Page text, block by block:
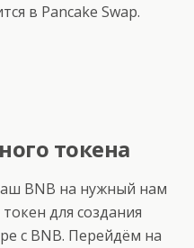
в Pancake Swap.
токена
BNB на нужный нам
для создания
с BNB. Перейдём на